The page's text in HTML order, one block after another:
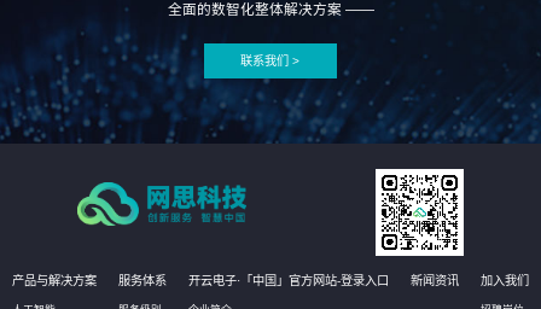
全面的数智化整体解决方案 ——
联系我们 >
产品与解决方案 服务体系 开云电子·「中国」官方网站-登录入口 新闻资讯 加入我们